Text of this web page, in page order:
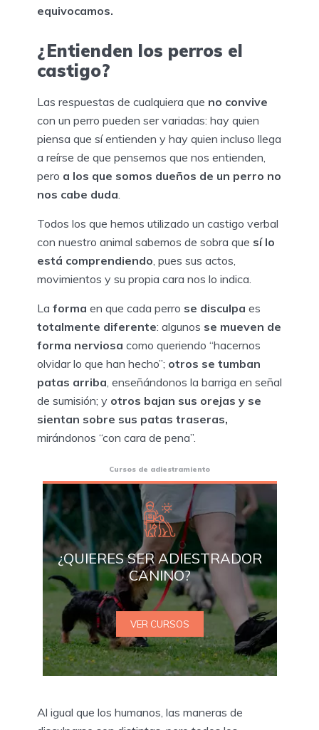
equivocamos.
¿Entienden los perros el
castigo?
Las respuestas de cualquiera que no convive
con un perro pueden ser variadas: hay quien
piensa que sí entienden y hay quien incluso llega
a reírse de que pensemos que nos entienden,
pero a los que somos dueños de un perro no
nos cabe duda
Todos los que hemos utilizado un castigo verbal
con nuestro animal sabemos de sobra que sí lo
está comprendiendo , pues sus actos,
movimientos y su propia cara nos lo indica.
La forma en que cada perro se disculpa es
totalmente diferente: algunos se mueven de
forma nerviosa como queriendo “hacernos
olvidar lo que han hecho”; otros se tumban
patas arriba , enseñándonos la barriga en señal
de sumisión; y otros bajan sus orejas y se
sientan sobre sus patas traseras,
mirándonos “con cara de pena”.
Cursos de adiestramiento
¿QUIERES SER ADIESTRADOR
CANINO?
VER CURSOS
Al igual que los humanos, las maneras de